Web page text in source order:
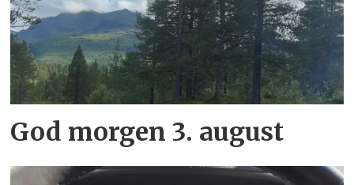
God morgen 3. august